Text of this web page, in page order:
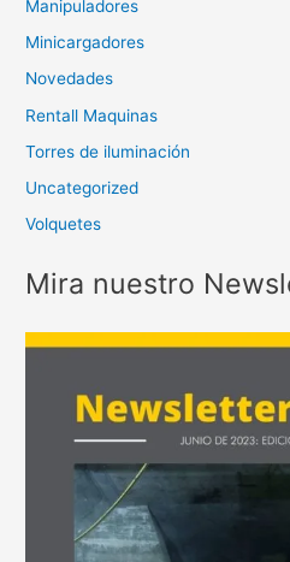
Manipuladores
Minicargadores
Novedades
Rentall Maquinas
Torres de iluminación
Uncategorized
Volquetes
Mira nuestro